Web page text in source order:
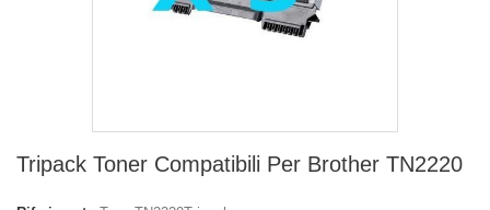
Tripack Toner Compatibili Per Brother TN2220